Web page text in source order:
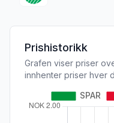
Prishistorikk
Grafen viser priser
innhenter priser hver